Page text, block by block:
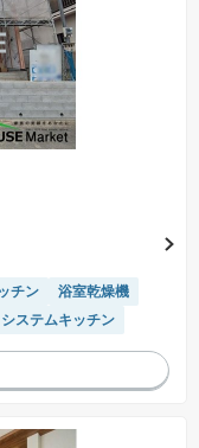
チン
浴室乾燥機
システムキッチン